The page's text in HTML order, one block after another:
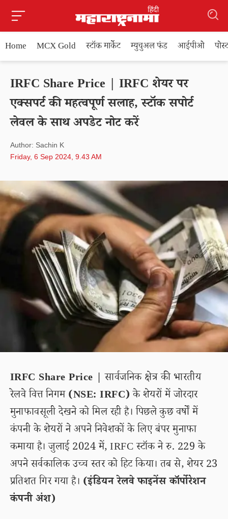
Home MCX Gold स्टॉक मार्केट म्युचुअल फंड आईपीओ
IRFC Share Price | IRFC शेयर पर
एक्सपर्ट की महत्वपूर्ण सलाह, स्टॉक सपोर्ट
लेवल के साथ अपडेट नोट करें
Author: Sachin K
Friday, 6 Sep 2024, 9.43 AM
IRFC Share Price | सार्वजनिक क्षेत्र की भारतीय
रेलवे वित्त निगम(NSE: IRFC)के शेयरों में जोरदार
मुनाफावसूली देखने को मिल रही है। पिछले कुछ वर्षों में
कंपनी के शेयरों ने अपने निवेशकों के लिए बंपर मुनाफा
कमाया है। जुलाई 2024 में, IRFC स्टॉक ने रु. 229 के
अपने सर्वकालिक उच्च स्तर को हिट किया। तब से, शेयर 23
प्रतिशत गिर गया है। (इंडियन रेलवे फाइनेंस कॉर्पोरेशन
कंपनी अंश)